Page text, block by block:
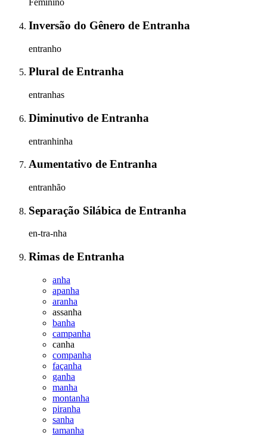
Feminino
Inversão do Gênero de Entranha
entranho
Plural de Entranha
entranhas
Diminutivo de Entranha
entranhinha
Aumentativo de Entranha
entranhão
Separação Silábica de Entranha
en-tra-nha
Rimas de Entranha
anha
apanha
aranha
assanha
banha
campanha
canha
companha
façanha
ganha
manha
montanha
piranha
sanha
tamanha